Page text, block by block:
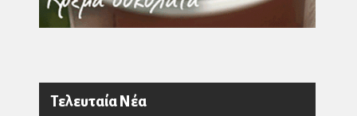
Τελευταία Νέα